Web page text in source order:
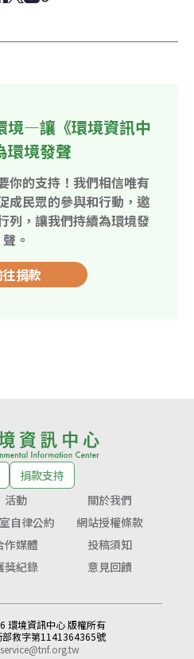
境—讓《環境資訊中
環境發聲
你的支持！我們相信唯有
成民眾的參與和行動，邀
列，讓我們持續為環境發
聲。
往捐款
捐款支持
活動
關於我們
自律公約
網站授權條款
作媒體
投稿須知
獎紀錄 意見回饋
環境資訊中心 版權所有
部救字第1141364365號
service@tnf.org.tw